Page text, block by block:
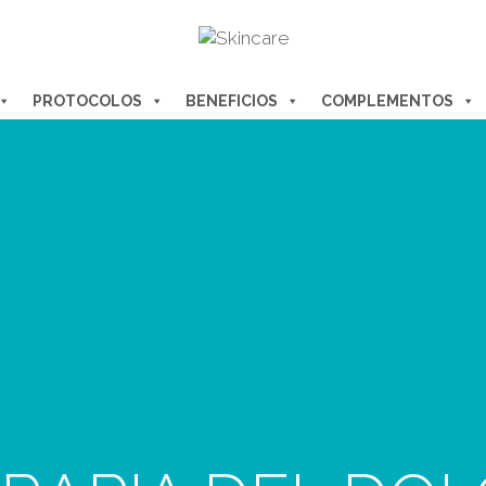
PROTOCOLOS BENEFICIOS COMPLEMENTOS